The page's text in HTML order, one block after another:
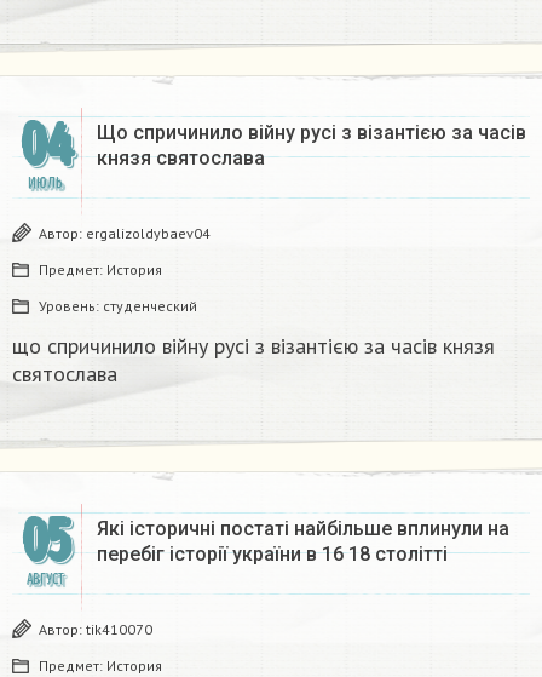
04
ИЮЛЬ
Що спричинило війну русі з візантією за часів
князя святослава
Автор: ergalizoldybaev04
Предмет: История
Уровень: студенческий
що спричинило війну русі з візантією за часів князя
святослава
05
АВГУСТ
Які історичні постаті найбільше вплинули на
перебіг історії україни в 16 18 столітті​
Автор: tik410070
Предмет: История